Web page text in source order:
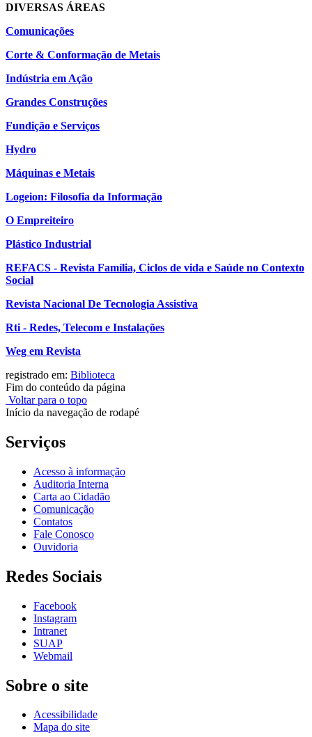
DIVERSAS ÁREAS
Comunicações
Corte & Conformação de Metais
Indústria em Ação
Grandes Construções
Fundição e Serviços
Hydro
Máquinas e Metais
Logeion: Filosofia da Informação
O Empreiteiro
Plástico Industrial
REFACS - Revista Família, Ciclos de vida e Saúde no Contexto
Social
Revista Nacional De Tecnologia Assistiva
Rti - Redes, Telecom e Instalações
Weg em Revista
registrado em: Biblioteca
Fim do conteúdo da página
Voltar para o topo
Início da navegação de rodapé
Serviços
Acesso à informação
Auditoria Interna
Carta ao Cidadão
Comunicação
Contatos
Fale Conosco
Ouvidoria
Redes Sociais
Facebook
Instagram
Intranet
SUAP
Webmail
Sobre o site
Acessibilidade
Mapa do site